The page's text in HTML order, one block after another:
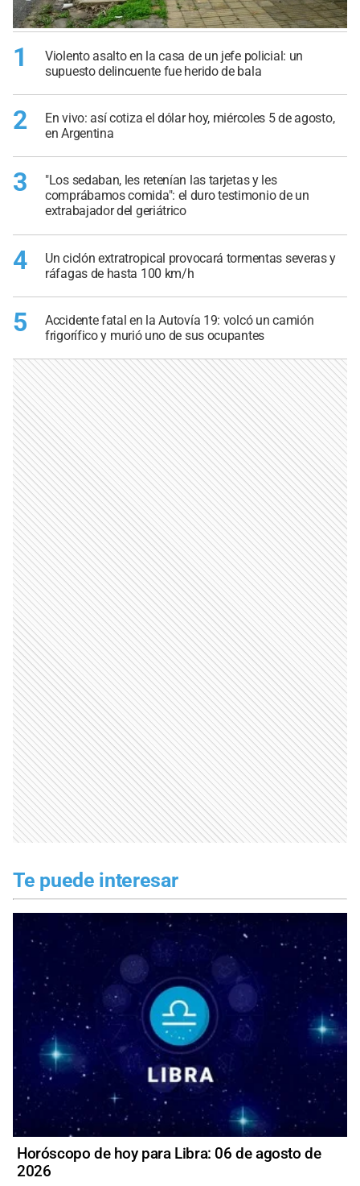
1
Violento asalto en la casa de un jefe policial: un
supuesto delincuente fue herido de bala
2
En vivo: así cotiza el dólar hoy, miércoles 5 de agosto,
en Argentina
3
"Los sedaban, les retenían las tarjetas y les
comprábamos comida": el duro testimonio de un
extrabajador del geriátrico
4
Un ciclón extratropical provocará tormentas severas y
ráfagas de hasta 100 km/h
5
Accidente fatal en la Autovía 19: volcó un camión
frigorífico y murió uno de sus ocupantes
Te puede interesar
Horóscopo de hoy para Libra: 06 de agosto de
2026